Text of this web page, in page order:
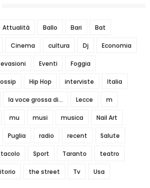
Attualità Ballo Bari Bat
Cinema cultura Dj Economia
evasioni Eventi Foggia
Hip Hop interviste Italia
la voce grossa di... Lecce m
mu musi musica Nail Art
Puglia radio recent Salute
Sport Taranto teatro
the street Tv Usa